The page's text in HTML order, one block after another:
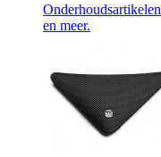
Onderhoudsartikelen
en meer.